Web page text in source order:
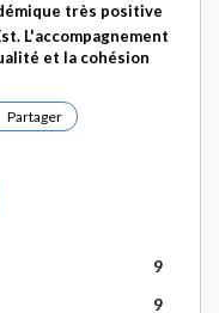
très positive
L'accompagnement
et la cohésion
Partager
9
9